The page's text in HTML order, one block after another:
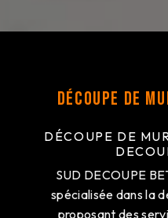
Découpe de
DÉCOUPE DE
SUD DECOUPE
spécialisée dans la
proposant des